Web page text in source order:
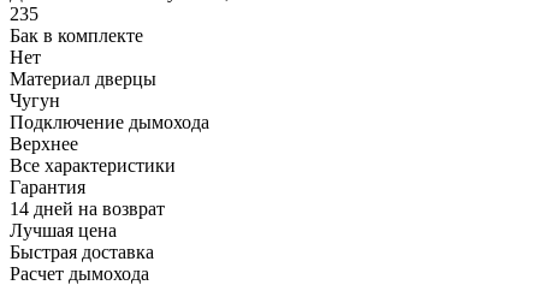
235
Бак в комплекте
Нет
Материал дверцы
Чугун
Подключение дымохода
Верхнее
Все характеристики
Гарантия
14 дней на возврат
Лучшая цена
Быстрая доставка
Расчет дымохода